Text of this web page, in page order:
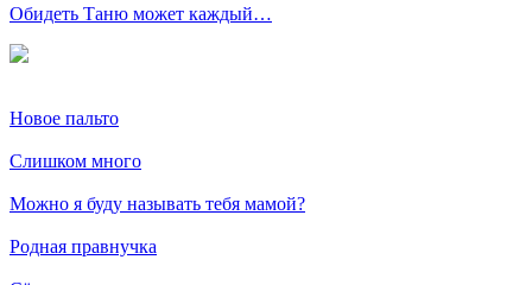
Обидеть Таню может каждый…
Новое пальто
Слишком много
Можно я буду называть тебя мамой?
Родная правнучка